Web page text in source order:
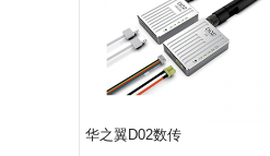
华之翼D02数传